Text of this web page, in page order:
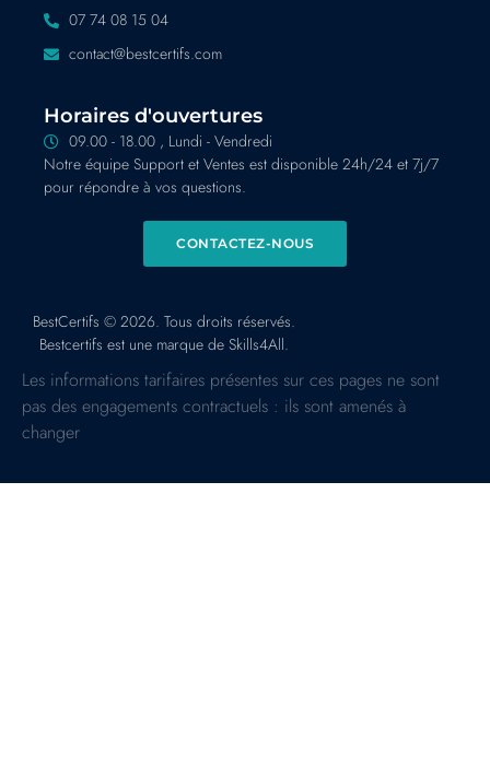
07 74 08 15 04
contact@bestcertifs.com
Horaires d'ouvertures
09.00 - 18.00 , Lundi - Vendredi
Notre équipe Support et Ventes est disponible 24h/24 et 7j/7
pour répondre à vos questions.
CONTACTEZ-NOUS
BestCertifs © 2026. Tous droits réservés.
Bestcertifs est une marque de Skills4All.
Les informations tarifaires présentes sur ces pages ne sont
pas des engagements contractuels : ils sont amenés à
changer